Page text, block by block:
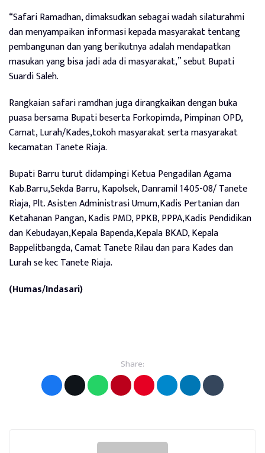
“Safari Ramadhan, dimaksudkan sebagai wadah silaturahmi
dan menyampaikan informasi kepada masyarakat tentang
pembangunan dan yang berikutnya adalah mendapatkan
masukan yang bisa jadi ada di masyarakat,” sebut Bupati
Suardi Saleh.
Rangkaian safari ramdhan juga dirangkaikan dengan buka
puasa bersama Bupati beserta Forkopimda, Pimpinan OPD,
Camat, Lurah/Kades,tokoh masyarakat serta masyarakat
kecamatan Tanete Riaja.
Bupati Barru turut didampingi Ketua Pengadilan Agama
Kab.Barru,Sekda Barru, Kapolsek, Danramil 1405-08/ Tanete
Riaja, Plt. Asisten Administrasi Umum,Kadis Pertanian dan
Ketahanan Pangan, Kadis PMD, PPKB, PPPA,Kadis Pendidikan
dan Kebudayan,Kepala Bapenda,Kepala BKAD, Kepala
Bappelitbangda, Camat Tanete Rilau dan para Kades dan
Lurah se kec Tanete Riaja.
(Humas/Indasari)
Share: